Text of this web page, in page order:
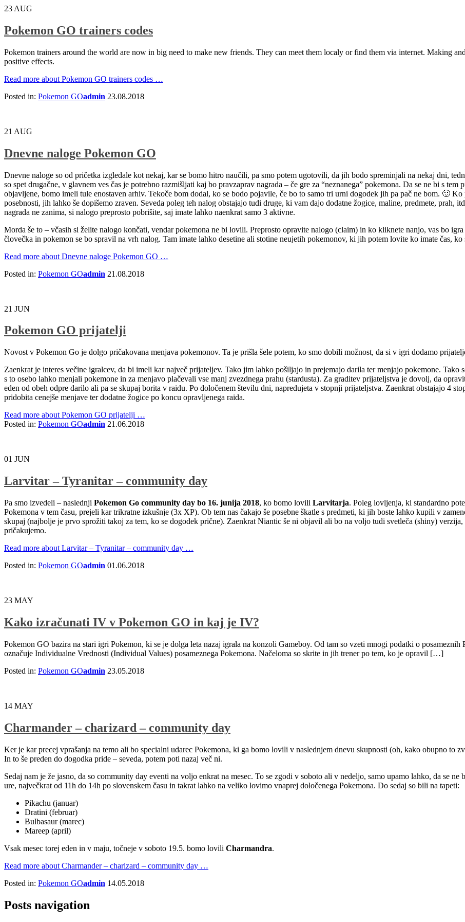
23 AUG
Pokemon GO trainers codes
Pokemon trainers around the world are now in big need to make new friends. They can meet them localy or find them via internet. Making
positive effects.
Read more about Pokemon GO trainers codes …
Posted in: Pokemon GOadmin 23.08.2018
21 AUG
Dnevne naloge Pokemon GO
Dnevne naloge so od pričetka izgledale kot nekaj, kar se bomo hitro naučili, pa smo potem ugotovili, da jih bodo spreminjali na nekaj dni,
so spet drugačne, v glavnem ves čas je potrebno razmišljati kaj bo pravzaprav nagrada – če gre za “neznanega” pokemona. Da se ne bi s
objavljene, bomo imeli tule enostaven arhiv. Tekoče bom dodal, ko se bodo pojavile, če bo to samo tri urni dogodek jih pa pač ne bom. 🙂
posebnosti, jih lahko še dopišemo zraven. Seveda poleg teh nalog obstajajo tudi druge, ki vam dajo dodatne žogice, maline, predmete,
nagrada ne zanima, si nalogo preprosto pobrišite, saj imate lahko naenkrat samo 3 aktivne.
Morda še to – včasih si želite nalogo končati, vendar pokemona ne bi lovili. Preprosto opravite nalogo (claim) in ko kliknete nanjo, vas bo
človečka in pokemon se bo spravil na vrh nalog. Tam imate lahko desetine ali stotine neujetih pokemonov, ki jih potem lovite ko imate čas,
Read more about Dnevne naloge Pokemon GO …
Posted in: Pokemon GOadmin 21.08.2018
21 JUN
Pokemon GO prijatelji
Novost v Pokemon Go je dolgo pričakovana menjava pokemonov. Ta je prišla šele potem, ko smo dobili možnost, da si v igri dodamo
Zaenkrat je interes večine igralcev, da bi imeli kar največ prijateljev. Tako jim lahko pošiljajo in prejemajo darila ter menjajo pokemone.
s to osebo lahko menjali pokemone in za menjavo plačevali vse manj zvezdnega prahu (stardusta). Za graditev prijateljstva je dovolj, da
eden od obeh odpre darilo ali pa se skupaj borita v raidu. Po določenem številu dni, napredujeta v stopnji prijateljstva. Zaenkrat obstajajo 4
pridobita cenejše menjave ter dodatne žogice po koncu opravljenega raida.
Read more about Pokemon GO prijatelji …
Posted in: Pokemon GOadmin 21.06.2018
01 JUN
Larvitar – Tyranitar – community day
Pa smo izvedeli – naslednji Pokemon Go community day bo 16. junija 2018, ko bomo lovili Larvitarja. Poleg lovljenja, ki standardno
Pokemona v tem času, prejeli kar trikratne izkušnje (3x XP). Ob tem nas čakajo še posebne škatle s predmeti, ki jih boste lahko kupili v
skupaj (najbolje je prvo sprožiti takoj za tem, ko se dogodek prične). Zaenkrat Niantic še ni objavil ali bo na voljo tudi svetleča (shiny)
pričakujemo.
Read more about Larvitar – Tyranitar – community day …
Posted in: Pokemon GOadmin 01.06.2018
23 MAY
Kako izračunati IV v Pokemon GO in kaj je IV?
Pokemon GO bazira na stari igri Pokemon, ki se je dolga leta nazaj igrala na konzoli Gameboy. Od tam so vzeti mnogi podatki o
označuje Individualne Vrednosti (Individual Values) posameznega Pokemona. Načeloma so skrite in jih trener po tem, ko je opravil […]
Posted in: Pokemon GOadmin 23.05.2018
14 MAY
Charmander – charizard – community day
Ker je kar precej vprašanja na temo ali bo specialni udarec Pokemona, ki ga bomo lovili v naslednjem dnevu skupnosti (oh, kako obupno to
In to še preden do dogodka pride – seveda, potem poti nazaj več ni.
Sedaj nam je že jasno, da so community day eventi na voljo enkrat na mesec. To se zgodi v soboto ali v nedeljo, samo upamo lahko, da se
ure, največkrat od 11h do 14h po slovenskem času in takrat lahko na veliko lovimo vnaprej določenega Pokemona. Do sedaj so bili na tapeti:
Pikachu (januar)
Dratini (februar)
Bulbasaur (marec)
Mareep (april)
Vsak mesec torej eden in v maju, točneje v soboto 19.5. bomo lovili Charmandra.
Read more about Charmander – charizard – community day …
Posted in: Pokemon GOadmin 14.05.2018
Posts navigation